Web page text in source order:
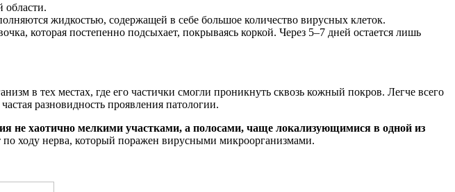
области.
жидкостью, содержащей в себе большое количество вирусных клеток.
которая постепенно подсыхает, покрываясь коркой. Через 5–7 дней остается лишь
в тех местах, где его частички смогли проникнуть сквозь кожный покров. Легче всего
разновидность проявления патологии.
не хаотично мелкими участками, а полосами, чаще локализующимися в одной из
ходу нерва, который поражен вирусными микроорганизмами.